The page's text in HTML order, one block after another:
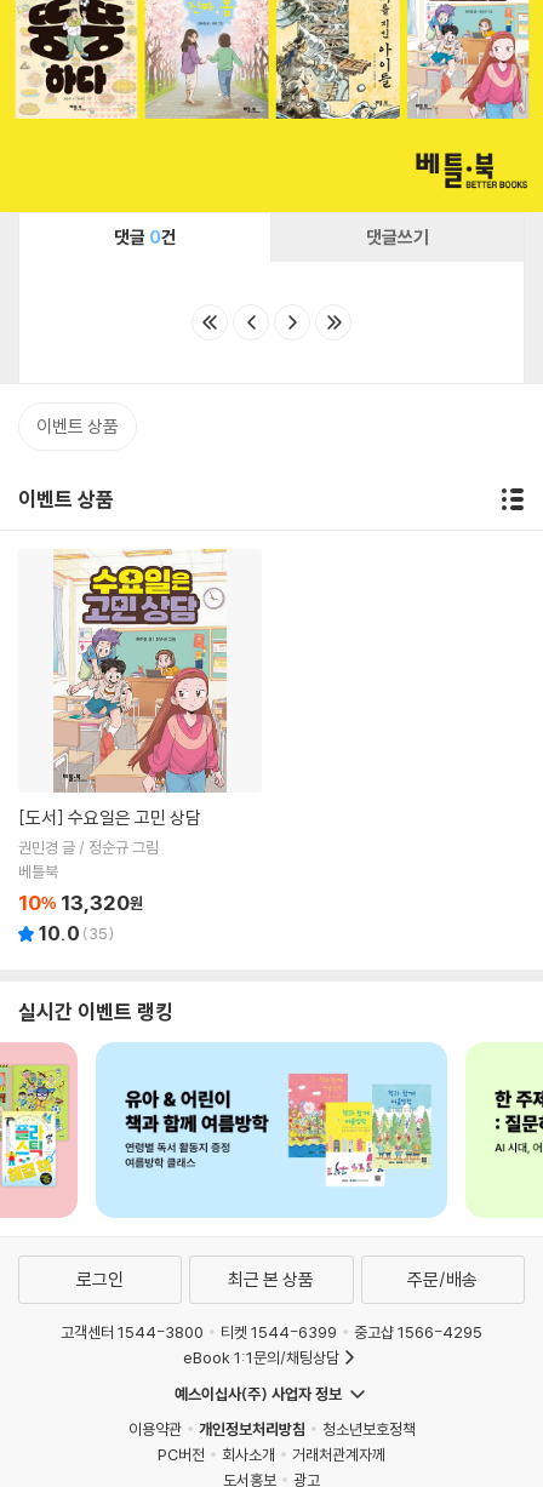
댓글 0건 댓글쓰기
이벤트 상품
이벤트 상품
[도서] 수요일은 고민 상담
권민경 글 / 정순규 그림
베틀북
10% 13,320원
10.0 (35)
실시간 이벤트 랭킹
로그인 최근 본 상품 주문/배송
고객센터 1544-3800 티켓 1544-6399
중고샵 1566-4295
eBook 1:1문의/채팅상담
예스이십사(주) 사업자 정보
이용약관
개인정보처리방침
청소년보호정책
PC버전
회사소개
거래처관계자께
도서홍보
광고